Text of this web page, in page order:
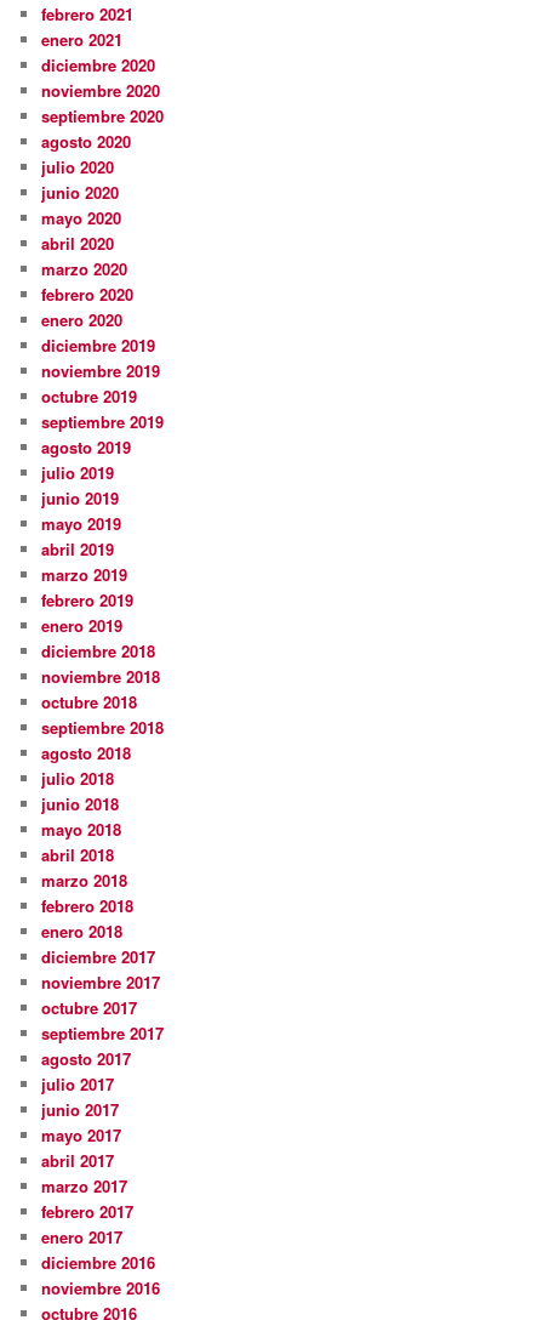
febrero 2021
enero 2021
diciembre 2020
noviembre 2020
septiembre 2020
agosto 2020
julio 2020
junio 2020
mayo 2020
abril 2020
marzo 2020
febrero 2020
enero 2020
diciembre 2019
noviembre 2019
octubre 2019
septiembre 2019
agosto 2019
julio 2019
junio 2019
mayo 2019
abril 2019
marzo 2019
febrero 2019
enero 2019
diciembre 2018
noviembre 2018
octubre 2018
septiembre 2018
agosto 2018
julio 2018
junio 2018
mayo 2018
abril 2018
marzo 2018
febrero 2018
enero 2018
diciembre 2017
noviembre 2017
octubre 2017
septiembre 2017
agosto 2017
julio 2017
junio 2017
mayo 2017
abril 2017
marzo 2017
febrero 2017
enero 2017
diciembre 2016
noviembre 2016
octubre 2016